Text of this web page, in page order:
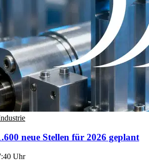
neue Stellen für 2026 geplant
Uhr